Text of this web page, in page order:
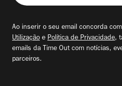
seu
Ao inserir o seu email concorda
Utilização e Política de Privacidade,
emails da Time Out com notícias,
parceiros.